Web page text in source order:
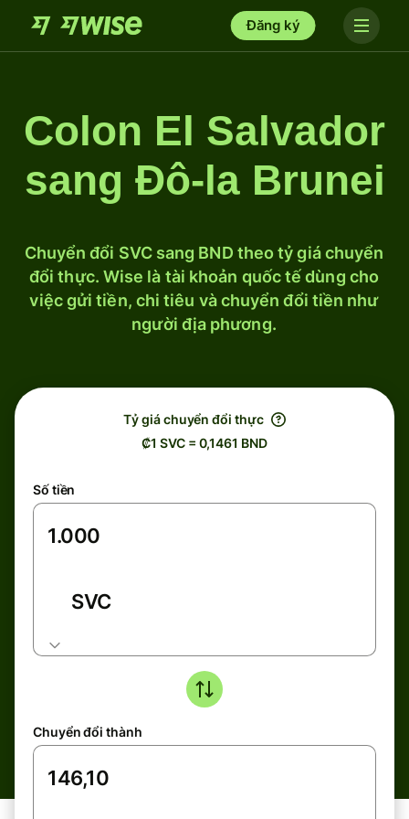
Đăng ký
Colon El Salvador
sang Đô-la Brunei
Chuyển đổi SVC sang BND theo tỷ giá chuyển
đổi thực. Wise là tài khoản quốc tế dùng cho
việc gửi tiền, chi tiêu và chuyển đổi tiền như
người địa phương.
Tỷ giá chuyển đổi thực
₡1 SVC = 0,1461 BND
Số tiền
SVC
Chuyển đổi thành